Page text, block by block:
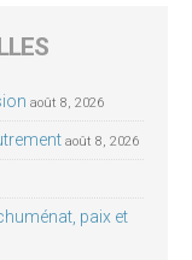
août 8, 2026
août 8, 2026
paix et